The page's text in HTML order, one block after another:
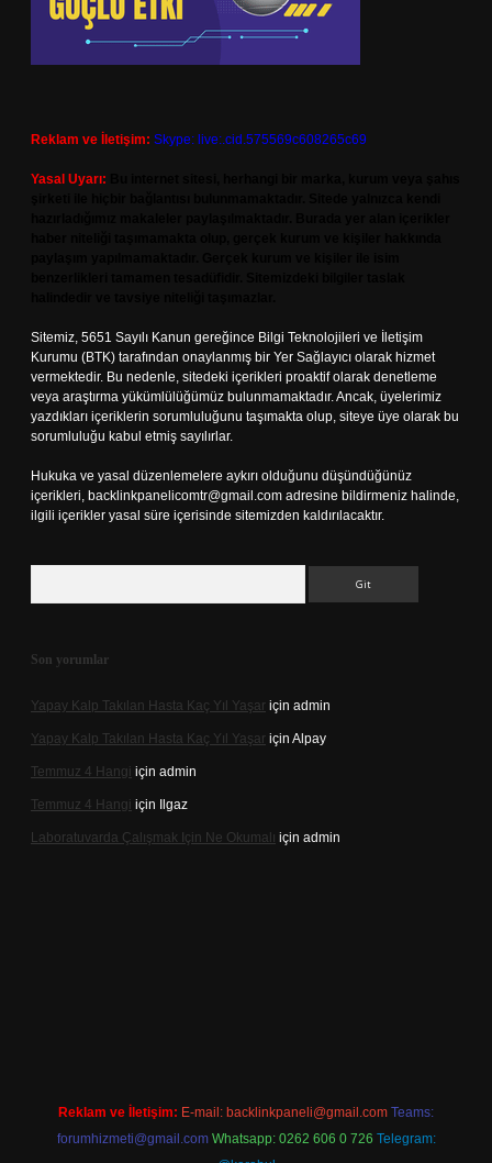
Reklam ve İletişim: Skype: live:.cid.575569c608265c69
Yasal Uyarı:
Sitemiz, 5651 Sayılı Kanun gereğince Bilgi Teknolojileri ve İletişim
Kurumu (BTK) tarafından onaylanmış bir Yer Sağlayıcı olarak hizmet
vermektedir. Bu nedenle, sitedeki içerikleri proaktif olarak denetleme
veya araştırma yükümlülüğümüz bulunmamaktadır. Ancak, üyelerimiz
yazdıkları içeriklerin sorumluluğunu taşımakta olup, siteye üye olarak bu
sorumluluğu kabul etmiş sayılırlar.
Hukuka ve yasal düzenlemelere aykırı olduğunu düşündüğünüz
içerikleri, backlinkpanelicomtr@gmail.com adresine bildirmeniz halinde,
ilgili içerikler yasal süre içerisinde sitemizden kaldırılacaktır.
Son yorumlar
Yapay Kalp Takılan Hasta Kaç Yıl Yaşar için admin
Yapay Kalp Takılan Hasta Kaç Yıl Yaşar için Alpay
Temmuz 4 Hangi için admin
Temmuz 4 Hangi için Ilgaz
Laboratuvarda Çalışmak Için Ne Okumalı için admin
Reklam ve İletişim: E-mail: backlinkpaneli@gmail.com Teams:
forumhizmeti@gmail.com Whatsapp: 0262 606 0 726 Telegram: